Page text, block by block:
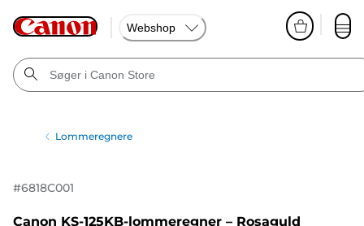
Webshop
Lommeregnere
#6818C001
Canon KS-125KB-lommeregner – Rosaguld